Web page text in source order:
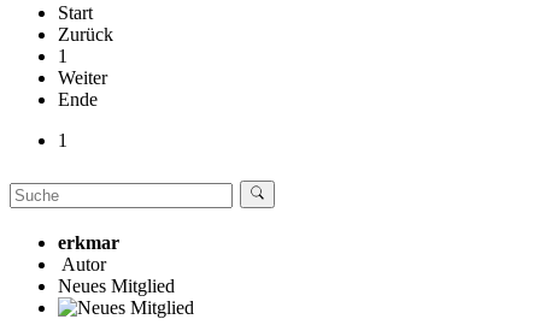
Start
Zurück
1
Weiter
Ende
1
erkmar
Autor
Neues Mitglied